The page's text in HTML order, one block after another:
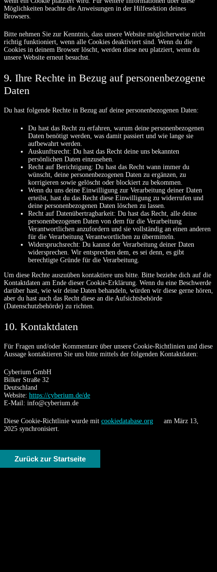
Möglichkeiten beachte die Anweisungen in der Hilfesektion deines
Browsers.
Bitte nehmen Sie zur Kenntnis, dass unsere Website möglicherweise nicht
richtig funktioniert, wenn alle Cookies deaktiviert sind. Wenn du die
Cookies in deinem Browser löscht, werden diese neu platziert, wenn du
unsere Website erneut besuchst.
9. Ihre Rechte in Bezug auf personenbezogene
Daten
Du hast folgende Rechte in Bezug auf deine personenbezogenen Daten:
Du hast das Recht zu erfahren, warum deine personenbezogenen
Daten benötigt werden, was damit passiert und wie lange sie
aufbewahrt werden.
Auskunftsrecht: Du hast das Recht deine uns bekannten
persönlichen Daten einzusehen.
Recht auf Berichtigung: Du hast das Recht wann immer du
wünscht, deine personenbezogenen Daten zu ergänzen, zu
korrigieren sowie gelöscht oder blockiert zu bekommen.
Wenn du uns deine Einwilligung zur Verarbeitung deiner Daten
erteilst, hast du das Recht diese Einwilligung zu widerrufen und
deine personenbezogenen Daten löschen zu lassen.
Recht auf Datenübertragbarkeit: Du hast das Recht, alle deine
personenbezogenen Daten von dem für die Verarbeitung
Verantwortlichen anzufordern und sie vollständig an einen anderen
für die Verarbeitung Verantwortlichen zu übermitteln.
Widerspruchsrecht: Du kannst der Verarbeitung deiner Daten
widersprechen. Wir entsprechen dem, es sei denn, es gibt
berechtigte Gründe für die Verarbeitung.
Um diese Rechte auszuüben kontaktiere uns bitte. Bitte beziehe dich auf die
Kontaktdaten am Ende dieser Cookie-Erklärung. Wenn du eine Beschwerde
darüber hast, wie wir deine Daten behandeln, würden wir diese gerne hören,
aber du hast auch das Recht diese an die Aufsichtsbehörde
(Datenschutzbehörde) zu richten.
10. Kontaktdaten
Für Fragen und/oder Kommentare über unsere Cookie-Richtlinien und diese
Aussage kontaktieren Sie uns bitte mittels der folgenden Kontaktdaten:
Cyberium GmbH
Bilker Straße 32
Deutschland
Website: https://cyberium.de/de
E-Mail: info@cyberium.de
Diese Cookie-Richtlinie wurde mit cookiedatabase.org
am März 13,
2025 synchronisiert.
Zurück zur Startseite